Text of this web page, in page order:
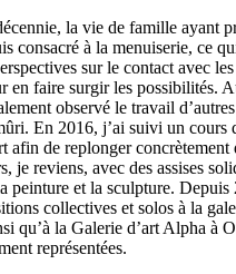
la vie de famille ayant
consacré à la menuiserie, ce
sur le contact avec
en faire surgir les possibilités.
observé le travail
En 2016, j’ai suivi un cours
afin de replonger concrètement
je reviens, avec des assises
peinture et la sculpture. Depuis
collectives et solos à la
qu’à la Galerie d’art Alpha à
représentées.